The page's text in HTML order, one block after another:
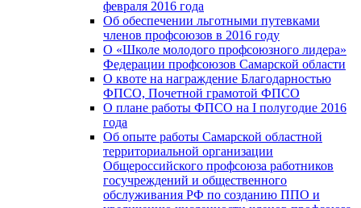
февраля 2016 года
Об обеспечении льготными путевками
членов профсоюзов в 2016 году
О «Школе молодого профсоюзного лидера»
Федерации профсоюзов Самарской области
О квоте на награждение Благодарностью
ФПСО, Почетной грамотой ФПСО
О плане работы ФПСО на I полугодие 2016
года
Об опыте работы Самарской областной
территориальной организации
Общероссийского профсоюза работников
госучреждений и общественного
обслуживания РФ по созданию ППО и